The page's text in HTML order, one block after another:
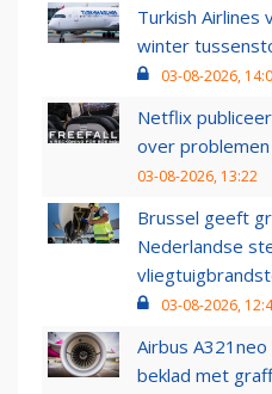
Turkish Airlines
winter
03-08-2026,
Netflix
over
03-08-2026, 13:22
Brussel geeft
Nederlandse
03-08-2026,
Airbus
beklad met